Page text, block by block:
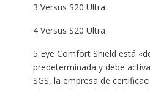
3 Versus S20 Ultra
4 Versus S20 Ultra
5 Eye Comfort Shield está
predeterminada y debe
SGS, la empresa de